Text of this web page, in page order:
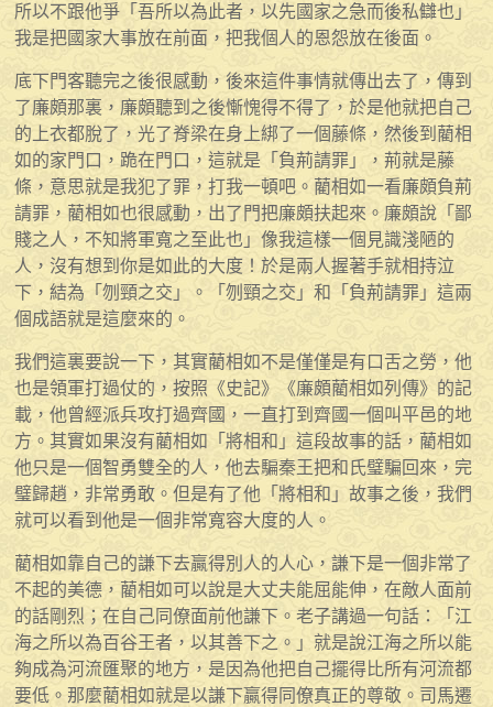
所以不跟他爭「吾所以為此者，以先國家之急而後私讎也」
我是把國家大事放在前面，把我個人的恩怨放在後面。
底下門客聽完之後很感動，後來這件事情就傳出去了，傳到
了廉頗那裏，廉頗聽到之後慚愧得不得了，於是他就把自己
的上衣都脫了，光了脊梁在身上綁了一個藤條，然後到藺相
如的家門口，跪在門口，這就是「負荊請罪」，荊就是藤
條，意思就是我犯了罪，打我一頓吧。藺相如一看廉頗負荊
請罪，藺相如也很感動，出了門把廉頗扶起來。廉頗說「鄙
賤之人，不知將軍寬之至此也」像我這樣一個見識淺陋的
人，沒有想到你是如此的大度！於是兩人握著手就相持泣
下，結為「刎頸之交」。「刎頸之交」和「負荊請罪」這兩
個成語就是這麼來的。
我們這裏要說一下，其實藺相如不是僅僅是有口舌之勞，他
也是領軍打過仗的，按照《史記》《廉頗藺相如列傳》的記
載，他曾經派兵攻打過齊國，一直打到齊國一個叫平邑的地
方。其實如果沒有藺相如「將相和」這段故事的話，藺相如
他只是一個智勇雙全的人，他去騙秦王把和氏璧騙回來，完
璧歸趙，非常勇敢。但是有了他「將相和」故事之後，我們
就可以看到他是一個非常寬容大度的人。
藺相如靠自己的謙下去贏得別人的人心，謙下是一個非常了
不起的美德，藺相如可以說是大丈夫能屈能伸，在敵人面前
的話剛烈；在自己同僚面前他謙下。老子講過一句話：「江
海之所以為百谷王者，以其善下之。」就是說江海之所以能
夠成為河流匯聚的地方，是因為他把自己擺得比所有河流都
要低。那麼藺相如就是以謙下贏得同僚真正的尊敬。司馬遷